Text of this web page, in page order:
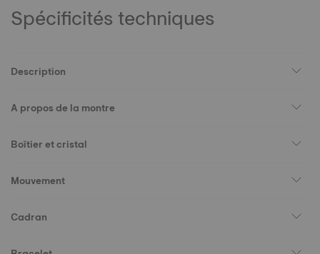
Spécificités techniques
Description
A propos de la montre
Boîtier et cristal
Mouvement
Cadran